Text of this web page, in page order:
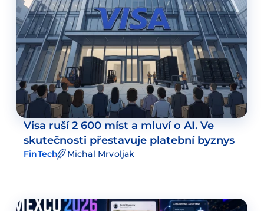
Visa ruší 2 600 míst a mluví o AI. Ve
skutečnosti přestavuje platební byznys
FinTech Michal Mrvoljak